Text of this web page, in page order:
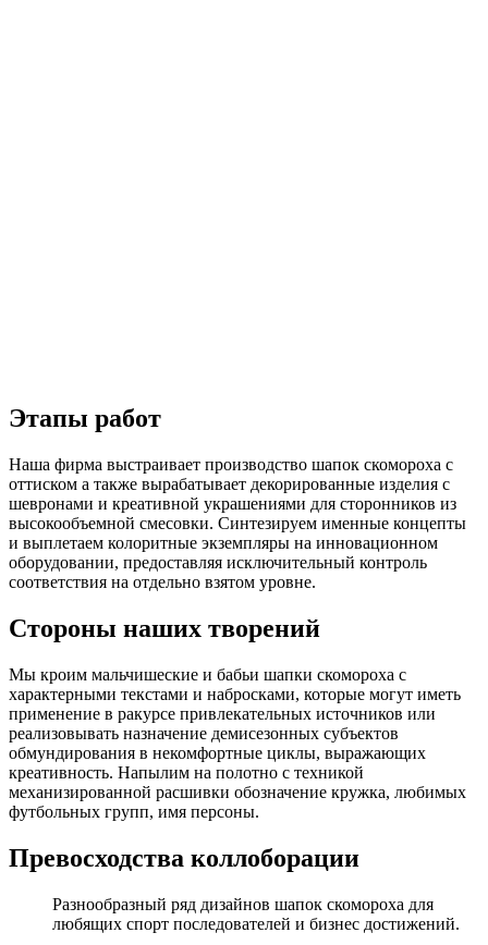
Этапы работ
Наша фирма выстраивает производство шапок скомороха с
оттиском а также вырабатывает декорированные изделия с
шевронами и креативной украшениями для сторонников из
высокообъемной смесовки. Синтезируем именные концепты
и выплетаем колоритные экземпляры на инновационном
оборудовании, предоставляя исключительный контроль
соответствия на отдельно взятом уровне.
Стороны наших творений
Мы кроим мальчишеские и бабьи шапки скомороха с
характерными текстами и набросками, которые могут иметь
применение в ракурсе привлекательных источников или
реализовывать назначение демисезонных субъектов
обмундирования в некомфортные циклы, выражающих
креативность. Напылим на полотно с техникой
механизированной расшивки обозначение кружка, любимых
футбольных групп, имя персоны.
Превосходства коллоборации
Разнообразный ряд дизайнов шапок скомороха для
любящих спорт последователей и бизнес достижений.